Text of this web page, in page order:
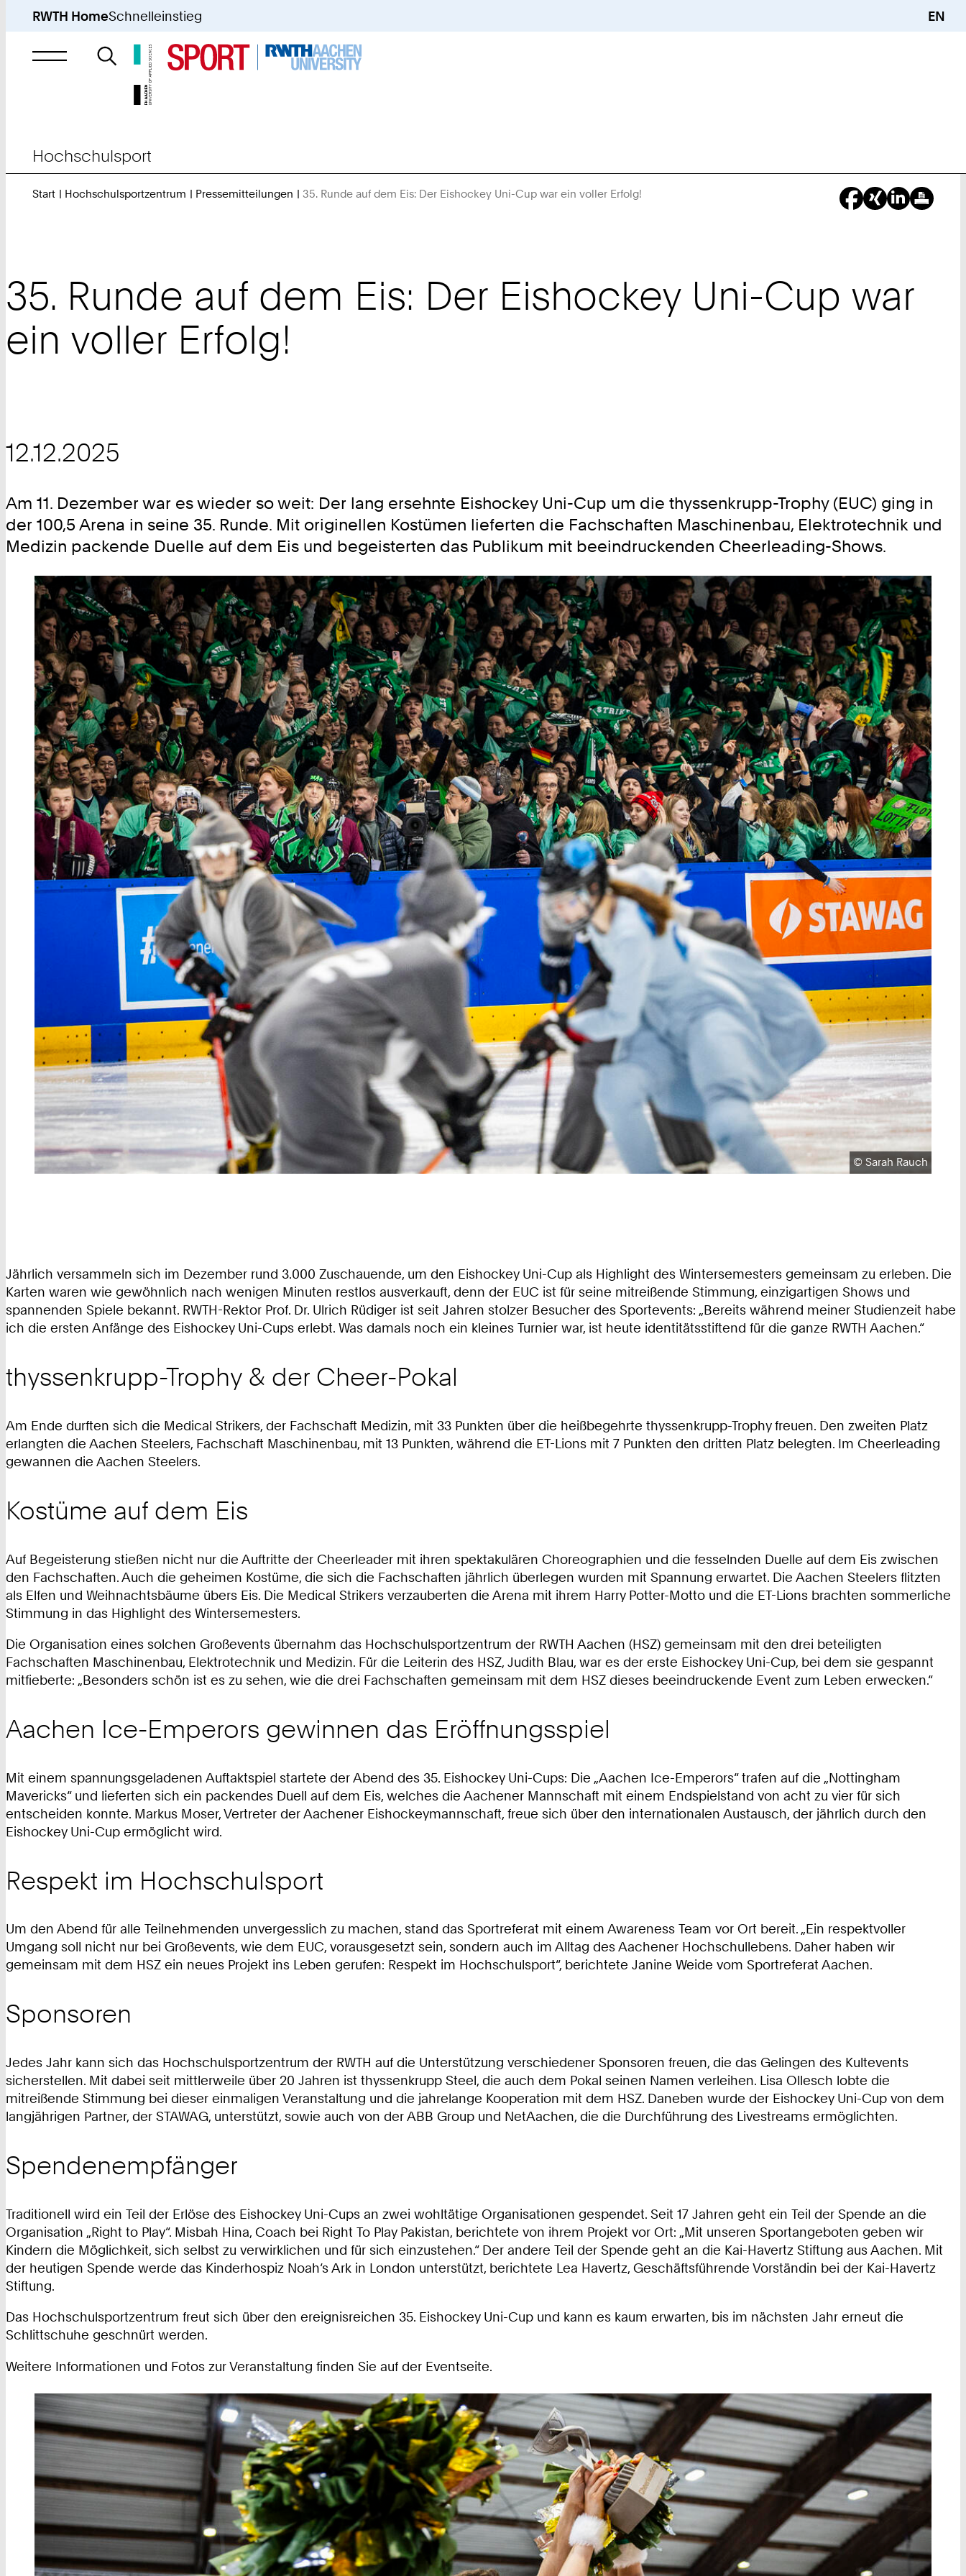
RWTH HomeSchnelleinstieg EN
Suche
nach
Hochschulsport
Start Hochschulsportzentrum Pressemitteilungen 35. Runde auf dem Eis: Der Eishockey Uni-Cup war ein voller Erfolg!
35. Runde auf dem Eis: Der Eishockey Uni-Cup war
ein voller Erfolg!
12.12.2025
Am 11. Dezember war es wieder so weit: Der lang ersehnte Eishockey Uni-Cup um die thyssenkrupp-Trophy (EUC) ging in
der 100,5 Arena in seine 35. Runde. Mit originellen Kostümen lieferten die Fachschaften Maschinenbau, Elektrotechnik und
Medizin packende Duelle auf dem Eis und begeisterten das Publikum mit beeindruckenden Cheerleading-Shows.
Urheberrecht:
©Sarah Rauch
Jährlich versammeln sich im Dezember rund 3.000 Zuschauende, um den Eishockey Uni-Cup als Highlight des Wintersemesters gemeinsam zu erleben. Die
Karten waren wie gewöhnlich nach wenigen Minuten restlos ausverkauft, denn der EUC ist für seine mitreißende Stimmung, einzigartigen Shows und
spannenden Spiele bekannt. RWTH-Rektor Prof. Dr. Ulrich Rüdiger ist seit Jahren stolzer Besucher des Sportevents: „Bereits während meiner Studienzeit habe
ich die ersten Anfänge des Eishockey Uni-Cups erlebt. Was damals noch ein kleines Turnier war, ist heute identitätsstiftend für die ganze RWTH Aachen.“
thyssenkrupp-Trophy & der Cheer-Pokal
Am Ende durften sich die Medical Strikers, der Fachschaft Medizin, mit 33 Punkten über die heißbegehrte thyssenkrupp-Trophy freuen. Den zweiten Platz
erlangten die Aachen Steelers, Fachschaft Maschinenbau, mit 13 Punkten, während die ET-Lions mit 7 Punkten den dritten Platz belegten. Im Cheerleading
gewannen die Aachen Steelers.
Kostüme auf dem Eis
Auf Begeisterung stießen nicht nur die Auftritte der Cheerleader mit ihren spektakulären Choreographien und die fesselnden Duelle auf dem Eis zwischen
den Fachschaften. Auch die geheimen Kostüme, die sich die Fachschaften jährlich überlegen wurden mit Spannung erwartet. Die Aachen Steelers flitzten
als Elfen und Weihnachtsbäume übers Eis. Die Medical Strikers verzauberten die Arena mit ihrem Harry Potter-Motto und die ET-Lions brachten sommerliche
Stimmung in das Highlight des Wintersemesters.
Die Organisation eines solchen Großevents übernahm das Hochschulsportzentrum der RWTH Aachen (HSZ) gemeinsam mit den drei beteiligten
Fachschaften Maschinenbau, Elektrotechnik und Medizin. Für die Leiterin des HSZ, Judith Blau, war es der erste Eishockey Uni-Cup, bei dem sie gespannt
mitfieberte: „Besonders schön ist es zu sehen, wie die drei Fachschaften gemeinsam mit dem HSZ dieses beeindruckende Event zum Leben erwecken.“
Aachen Ice-Emperors gewinnen das Eröffnungsspiel
Mit einem spannungsgeladenen Auftaktspiel startete der Abend des 35. Eishockey Uni-Cups: Die „Aachen Ice-Emperors“ trafen auf die „Nottingham
Mavericks“ und lieferten sich ein packendes Duell auf dem Eis, welches die Aachener Mannschaft mit einem Endspielstand von acht zu vier für sich
entscheiden konnte. Markus Moser, Vertreter der Aachener Eishockeymannschaft, freue sich über den internationalen Austausch, der jährlich durch den
Eishockey Uni-Cup ermöglicht wird.
Respekt im Hochschulsport
Um den Abend für alle Teilnehmenden unvergesslich zu machen, stand das Sportreferat mit einem Awareness Team vor Ort bereit. „Ein respektvoller
Umgang soll nicht nur bei Großevents, wie dem EUC, vorausgesetzt sein, sondern auch im Alltag des Aachener Hochschullebens. Daher haben wir
gemeinsam mit dem HSZ ein neues Projekt ins Leben gerufen: Respekt im Hochschulsport“, berichtete Janine Weide vom Sportreferat Aachen.
Sponsoren
Jedes Jahr kann sich das Hochschulsportzentrum der RWTH auf die Unterstützung verschiedener Sponsoren freuen, die das Gelingen des Kultevents
sicherstellen. Mit dabei seit mittlerweile über 20 Jahren ist thyssenkrupp Steel, die auch dem Pokal seinen Namen verleihen. Lisa Ollesch lobte die
mitreißende Stimmung bei dieser einmaligen Veranstaltung und die jahrelange Kooperation mit dem HSZ. Daneben wurde der Eishockey Uni-Cup von dem
langjährigen Partner, der STAWAG, unterstützt, sowie auch von der ABB Group und NetAachen, die die Durchführung des Livestreams ermöglichten.
Spendenempfänger
Traditionell wird ein Teil der Erlöse des Eishockey Uni-Cups an zwei wohltätige Organisationen gespendet. Seit 17 Jahren geht ein Teil der Spende an die
Organisation „Right to Play“. Misbah Hina, Coach bei Right To Play Pakistan, berichtete von ihrem Projekt vor Ort: „Mit unseren Sportangeboten geben wir
Kindern die Möglichkeit, sich selbst zu verwirklichen und für sich einzustehen.“ Der andere Teil der Spende geht an die Kai-Havertz Stiftung aus Aachen. Mit
der heutigen Spende werde das Kinderhospiz Noah‘s Ark in London unterstützt, berichtete Lea Havertz, Geschäftsführende Vorständin bei der Kai-Havertz
Stiftung.
Das Hochschulsportzentrum freut sich über den ereignisreichen 35. Eishockey Uni-Cup und kann es kaum erwarten, bis im nächsten Jahr erneut die
Schlittschuhe geschnürt werden.
Weitere Informationen und Fotos zur Veranstaltung finden Sie auf der Eventseite.